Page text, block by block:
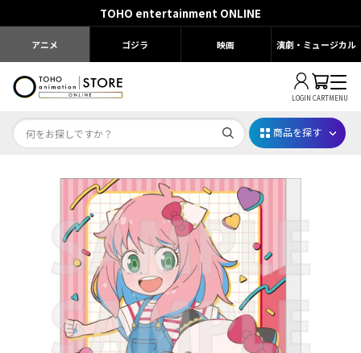
TOHO entertainment ONLINE
アニメ ゴジラ 映画 演劇・ミュージカル
LOGIN CARTMENU
Dr.STONE STONE FES.2026
映画ちいかわ
じゅじゅフェス 2026
薬屋のひとりごと 夏の園遊会2026
名探偵コナン
商品を探す